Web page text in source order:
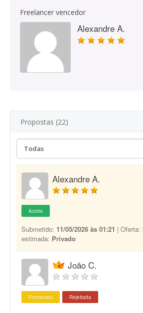
Freelancer vencedor
Alexandre A.
Propostas (22)
Alexandre A.
Aceita
Submetido: 11/05/2026 às 01:21 | Oferta:
estimada: Privado
João C.
Promovida Rejeitada